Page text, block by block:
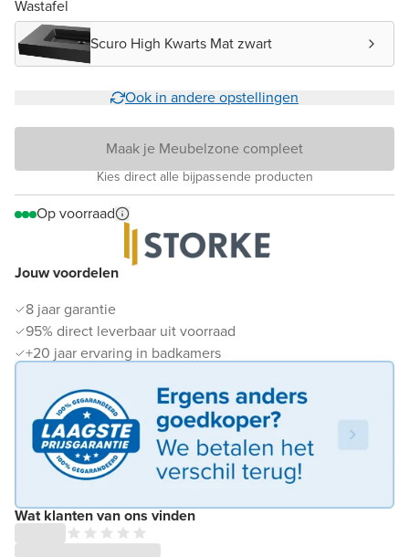
Jouw voordelen
8 jaar garantie
95% direct leverbaar uit voorraad
+20 jaar ervaring in badkamers
Wat klanten van ons vinden
Wastafel
Scuro High Kwarts Mat zwart
Ook in andere opstellingen
Maak je Meubelzone compleet
Kies direct alle bijpassende producten
Op voorraad